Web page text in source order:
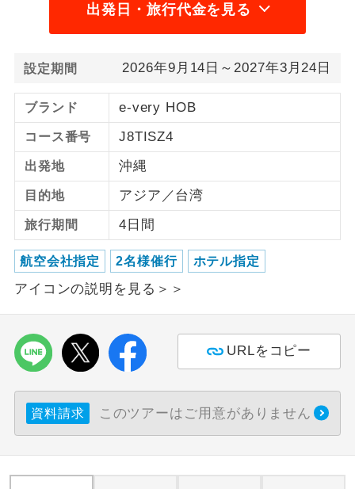
出発日・旅行代金を見る
設定期間 2026年9月14日～2027年3月24日
ブランド e-very HOB
コース番号 J8TISZ4
出発地 沖縄
目的地 アジア／台湾
旅行期間 4日間
航空会社指定 2名様催行 ホテル指定
アイコンの説明を見る＞＞
URLをコピー
資料請求 このツアーはご用意がありません
2027/1/29〜2027/2/13 大人（12歳以上）
3,800円、子供（2歳以上12歳未満）3,800円
2027/2/14〜2027/2/24 大人（12歳以上）
3,800円、子供（2歳以上12歳未満）3,800円
2027/2/25〜2027/3/1 大人（12歳以上）
3,800円、子供（2歳以上12歳未満）3,800円
2027/3/2〜2027/3/17 大人（12歳以上）
3,800円、子供（2歳以上12歳未満）3,800円
2027/3/18〜2027/3/27 大人（12歳以上）
3,800円、子供（2歳以上12歳未満）3,800円
※上記以外の出発日につきましては料金確定
後にご案内いたします。
※手配の都合により変更になる場合がありま
【その他諸税追加】
予約・発券システム手数料
2026/8/9〜2026/8/15 大人（12歳以上）
4,500円、子供（2歳以上12歳未満）4,500円
2026/8/16〜2026/9/15 大人（12歳以上）
3,500円、子供（2歳以上12歳未満）3,500円
2026/9/16〜2026/9/28 大人（12歳以上）
ご夫婦限定
女性限定でご参加いただけるコースで
す。
年齢制限あり
ご参加にあたり年齢に制限があるコース
です。
航空会社指定
利用航空会社が指定なので、ご出発の計
画にとても便利です。
ホテル指定
ご紹介するホテルを指定したコースで
す。